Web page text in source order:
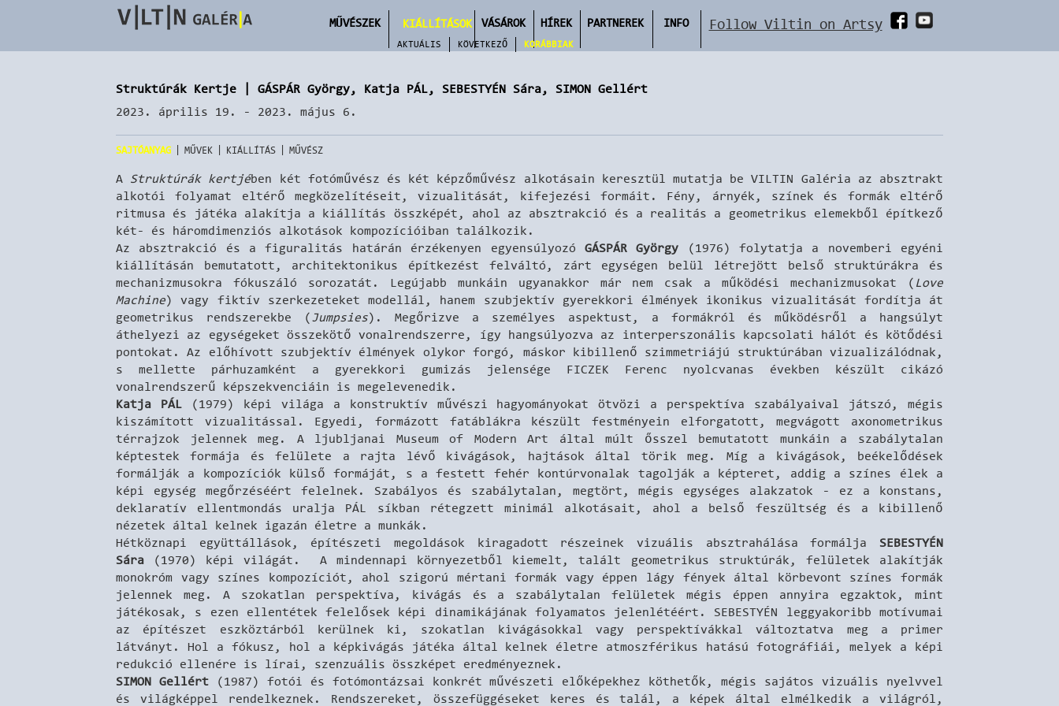
MŰVÉSZEK KIÁLLÍTÁSOK
AKTUÁLIS KÖVETKEZŐ KORÁBBIAK
VÁSÁROK HÍREK PARTNEREK INFO Follow Viltin on Artsy
Struktúrák Kertje | GÁSPÁR György, Katja PÁL, SEBESTYÉN Sára, SIMON Gellért
2023. április 19. - 2023. május 6.
SAJTÓANYAG MŰVEK KIÁLLÍTÁS MŰVÉSZ
A Struktúrák kertjében két fotóművész és két képzőművész alkotásain keresztül mutatja be VILTIN Galéria az absztrakt
alkotói folyamat eltérő megközelítéseit, vizualitását, kifejezési formáit. Fény, árnyék, színek és formák eltérő
ritmusa és játéka alakítja a kiállítás összképét, ahol az absztrakció és a realitás a geometrikus elemekből építkező
két- és háromdimenziós alkotások kompozícióiban találkozik.
Az absztrakció és a figuralitás határán érzékenyen egyensúlyozó GÁSPÁR György (1976) folytatja a novemberi egyéni
kiállításán bemutatott, architektonikus építkezést felváltó, zárt egységen belül létrejött belső struktúrákra és
mechanizmusokra fókuszáló sorozatát. Legújabb munkáin ugyanakkor már nem csak a működési mechanizmusokat ( Love
Machine) vagy fiktív szerkezeteket modellál, hanem szubjektív gyerekkori élmények ikonikus vizualitását fordítja át
geometrikus rendszerekbe (Jumpsies). Megőrizve a személyes aspektust, a formákról és működésről a hangsúlyt
áthelyezi az egységeket összekötő vonalrendszerre, így hangsúlyozva az interperszonális kapcsolati hálót és kötődési
pontokat. Az előhívott szubjektív élmények olykor forgó, máskor kibillenő szimmetriájú struktúrában vizualizálódnak,
s mellette párhuzamként a gyerekkori gumizás jelensége FICZEK Ferenc nyolcvanas években készült cikázó
vonalrendszerű képszekvenciáin is megelevenedik.
Katja PÁL(1979) képi világa a konstruktív művészi hagyományokat ötvözi a perspektíva szabályaival játszó, mégis
kiszámított vizualitással. Egyedi, formázott fatáblákra készült festményein elforgatott, megvágott axonometrikus
térrajzok jelennek meg. A ljubljanai Museum of Modern Art által múlt ősszel bemutatott munkáin a szabálytalan
képtestek formája és felülete a rajta lévő kivágások, hajtások által törik meg. Míg a kivágások, beékelődések
formálják a kompozíciók külső formáját, s a festett fehér kontúrvonalak tagolják a képteret, addig a színes élek a
képi egység megőrzéséért felelnek. Szabályos és szabálytalan, megtört, mégis egységes alakzatok - ez a konstans,
deklaratív ellentmondás uralja PÁL síkban rétegzett minimál alkotásait, ahol a belső feszültség és a kibillenő
nézetek által kelnek igazán életre a munkák.
Hétköznapi együttállások, építészeti megoldások kiragadott részeinek vizuális absztrahálása formálja SEBESTYÉN
Sára (1970) képi világát. A mindennapi környezetből kiemelt, talált geometrikus struktúrák, felületek alakítják
monokróm vagy színes kompozíciót, ahol szigorú mértani formák vagy éppen lágy fények által körbevont színes formák
jelennek meg. A szokatlan perspektíva, kivágás és a szabálytalan felületek mégis éppen annyira egzaktok, mint
játékosak, s ezen ellentétek felelősek képi dinamikájának folyamatos jelenlétéért. SEBESTYÉN leggyakoribb motívumai
az építészet eszköztárból kerülnek ki, szokatlan kivágásokkal vagy perspektívákkal változtatva meg a primer
látványt. Hol a fókusz, hol a képkivágás játéka által kelnek életre atmoszférikus hatású fotográfiái, melyek a képi
redukció ellenére is lírai, szenzuális összképet eredményeznek.
SIMON Gellért(1987) fotói és fotómontázsai konkrét művészeti előképekhez köthetők, mégis sajátos vizuális nyelvvel
és világképpel rendelkeznek. Rendszereket, összefüggéseket keres és talál, a képek által elmélkedik a világról,